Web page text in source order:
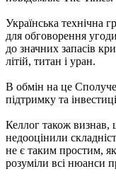
Українська технічна
для обговорення
до значних запасів
літій, титан і уран.
В обмін на це
підтримку та
Келлог також визнав,
недооцінили
не є таким простим,
розуміли всі нюанси